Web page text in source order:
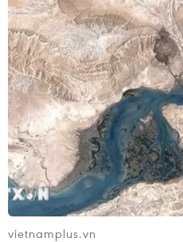
vietnamplus.vn